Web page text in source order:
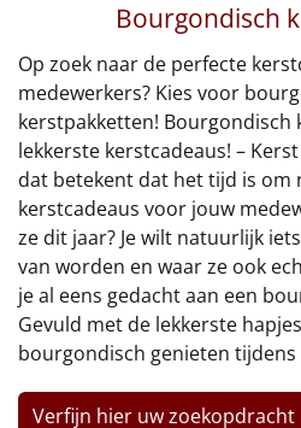
€75 tot €100
€100 en hoger
Alle kerstpakketten 2026
Thema
Origineel
Rituals
Luxe
Bourgondisch
Op zoek naar de perfecte
medewerkers? Kies voor
kerstpakketten! Bourgondisch
lekkerste kerstcadeaus! –
dat betekent dat het tijd is om
kerstcadeaus voor jouw
ze dit jaar? Je wilt natuurlijk
van worden en waar ze ook
je al eens gedacht aan een
Gevuld met de lekkerste
bourgondisch genieten tijdens
Verfijn hier uw zoekopdracht